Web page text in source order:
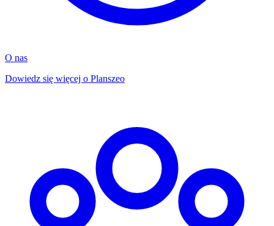
O nas
Dowiedz się więcej o Planszeo